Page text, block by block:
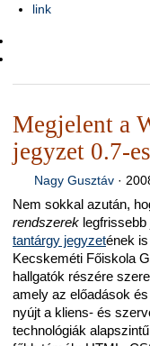
link
Megjelent a
jegyzet 0.7-
Nagy Gusztáv·
Nem sokkal azután,
rendszerek
tantárgy jegyzetének
Kecskeméti Főiskola
hallgatók részére
amely az előadások
nyújt a kliens- és
technológiák